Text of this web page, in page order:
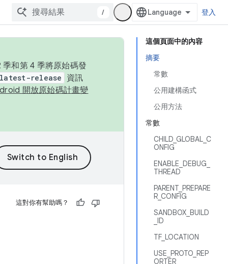
/ 登入
這個頁面中的內容
摘要
常數
公用建構函式
公用方法
常數
CHILD_GLOBAL_C
ONFIG
ENABLE_DEBUG_
THREAD
PARENT_PREPARE
R_CONFIG
SANDBOX_BUILD
_ID
TF_LOCATION
USE_PROTO_REP
ORTER
和第 4 季將原始碼發
release
資訊
開放原始碼計畫變
這對你有幫助嗎？